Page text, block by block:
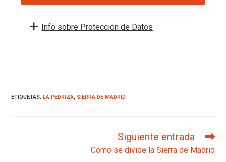
Info sobre Protección de Datos
ETIQUETAS:LA PEDRIZA, SIERRA DE MADRID
Siguiente entrada
Cómo se divide la Sierra de Madrid